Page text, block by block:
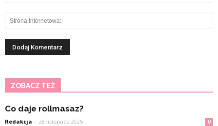
ZOBACZ TEŻ
Co daje rollmasaz?
Redakcja - 28 listopada 2025 0